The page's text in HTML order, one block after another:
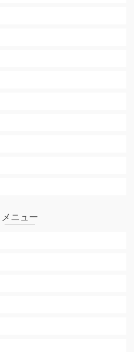
メニュー